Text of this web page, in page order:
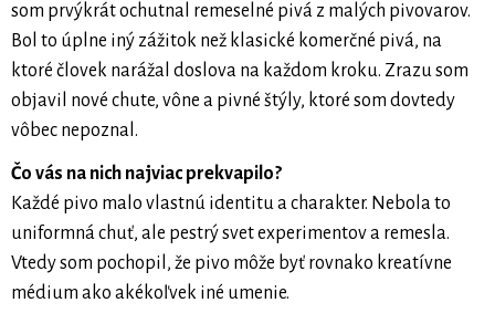
som prvýkrát ochutnal remeselné pivá z malých pivovarov.
Bol to úplne iný zážitok než klasické komerčné pivá, na
ktoré človek narážal doslova na každom kroku. Zrazu som
objavil nové chute, vône a pivné štýly, ktoré som dovtedy
vôbec nepoznal.
Čo vás na nich najviac prekvapilo?
Každé pivo malo vlastnú identitu a charakter. Nebola to
uniformná chuť, ale pestrý svet experimentov a remesla.
Vtedy som pochopil, že pivo môže byť rovnako kreatívne
médium ako akékoľvek iné umenie.